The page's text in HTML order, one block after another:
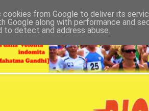
cookies from Google to deliver its
Google along with performance and
to detect and address abuse.